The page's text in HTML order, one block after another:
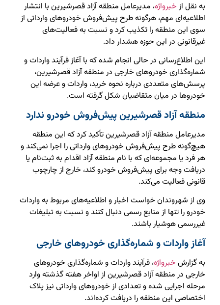
به نقل از خبرواژه، مدیرعامل منطقه آزاد قصرشیرین با انتشار
اطلاعیه‌ای مهم، هرگونه طرح پیش‌فروش خودروهای وارداتی از
سوی این منطقه را تکذیب کرد و نسبت به فعالیت‌های
غیرقانونی در این حوزه هشدار داد.
این اطلاع‌رسانی در حالی انجام شده که با آغاز فرآیند واردات و
شماره‌گذاری خودروهای خارجی در منطقه آزاد قصرشیرین،
پرسش‌های متعددی درباره نحوه خرید، واردات و عرضه این
خودروها در میان متقاضیان شکل گرفته است.
منطقه آزاد قصرشیرین پیش‌فروش خودرو ندارد
مدیرعامل منطقه آزاد قصرشیرین تأکید کرد که این منطقه
هیچ‌گونه طرح پیش‌فروش خودروهای وارداتی را اجرا نمی‌کند و
هر فرد یا مجموعه‌ای که با نام منطقه آزاد اقدام به ثبت‌نام یا
دریافت وجه برای پیش‌فروش خودرو کند، خارج از چارچوب
قانونی فعالیت می‌کند.
وی از شهروندان خواست اخبار و اطلاعیه‌های مربوط به واردات
خودرو را تنها از منابع رسمی دنبال کنند و نسبت به تبلیغات
غیررسمی هوشیار باشند.
آغاز واردات و شماره‌گذاری خودروهای خارجی
به گزارش خبرواژه، فرآیند واردات و شماره‌گذاری خودروهای
خارجی در منطقه آزاد قصرشیرین از اواخر هفته گذشته وارد
مرحله اجرایی شده و تعدادی از خودروهای وارداتی نیز پلاک
اختصاصی این منطقه را دریافت کرده‌اند.